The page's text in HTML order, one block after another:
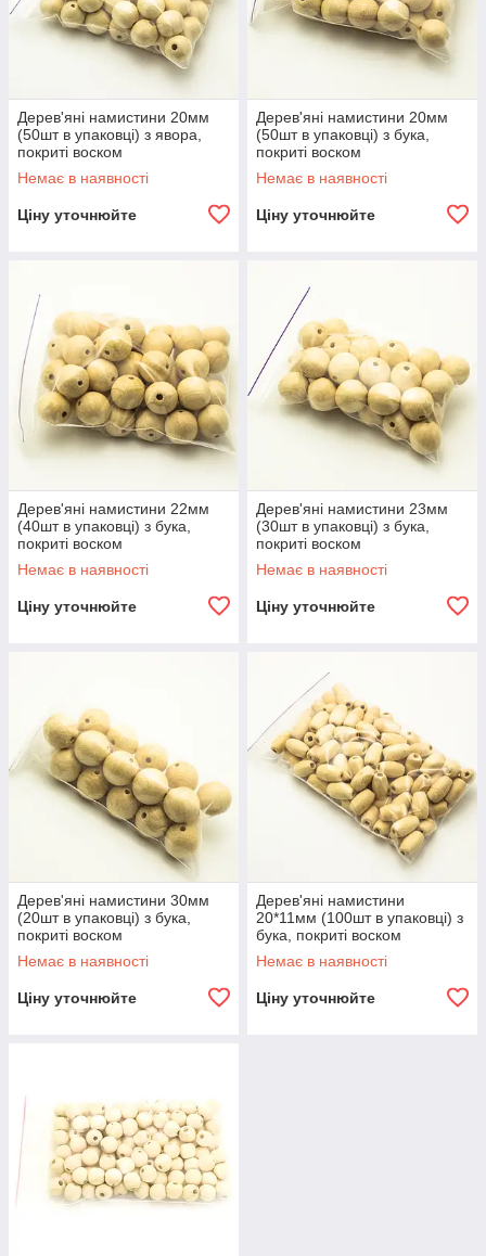
Дерев'яні намистини 20мм
(50шт в упаковці) з явора,
покриті воском
Немає в наявності
Ціну уточнюйте
Дерев'яні намистини 20мм
(50шт в упаковці) з бука,
покриті воском
Немає в наявності
Ціну уточнюйте
Дерев'яні намистини 22мм
(40шт в упаковці) з бука,
покриті воском
Немає в наявності
Ціну уточнюйте
Дерев'яні намистини 23мм
(30шт в упаковці) з бука,
покриті воском
Немає в наявності
Ціну уточнюйте
Дерев'яні намистини 30мм
(20шт в упаковці) з бука,
покриті воском
Немає в наявності
Ціну уточнюйте
Дерев'яні намистини
20*11мм (100шт в упаковці) з
бука, покриті воском
Немає в наявності
Ціну уточнюйте